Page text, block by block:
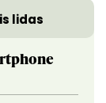
lidas